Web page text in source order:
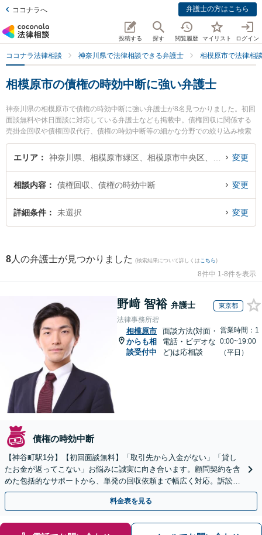
ココナラへ 弁護士の方はこちら
投稿する 探す 閲覧履歴 マイリスト ログイン
ココナラ法律相談 神奈川県で法律相談できる弁護士 相模原市で法律相
相模原市の債権の時効中断に強い弁護士
神奈川県の相模原市で債権の時効中断に強い弁護士が8名見つかりました。初回
面談無料や休日面談に対応している弁護士なども掲載中。債権回収に関係する
売掛金回収や債権回収代行、債権の時効中断等の細かな分野での絞り込み検索
もでき便利です。特に橋本さがみ総合法律事務所の井田 翔太弁護士や吉村法律
事務所の吉村 浩太弁護士、アストルム法律事務所の若山 桃子弁護士のプロフィ
権の時効中断のトラブル解決の実績豊富な近くの弁護士を検索したい』『初回
相談無料で債権の時効中断を法律相談できる相模原市内の弁護士に相談予約し
たい』などでお困りの相談者さんにおすすめです。
エリア 変更
相談内容 債権回収、債権の時効中断 変更
詳細条件 未選択 変更
8 人の弁護士が見つかりました (検索結果について詳しくは こちら)
8件中 1-8件を表示
野﨑 智裕 弁護士 東京都
法律事務所碧
相模原市
からも相
談受付中
面談方法(対面・
電話・ビデオな
ど)は応相談
営業時間：1
0:00~19:00
（平日）
債権の時効中断
【神谷町駅1分】【初回面談無料】「取引先から入金がない」「貸し
たお金が返ってこない」お悩みに誠実に向き合います。顧問契約を含
めた包括的なサポートから、単発の回収依頼まで幅広く対応。訴訟や
交渉で、権利を守るために尽力【夜間相談可】
料金表を見る